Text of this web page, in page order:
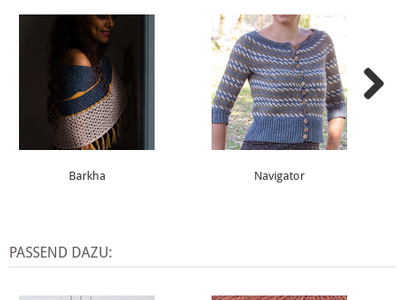
Barkha Navigator
PASSEND DAZU: